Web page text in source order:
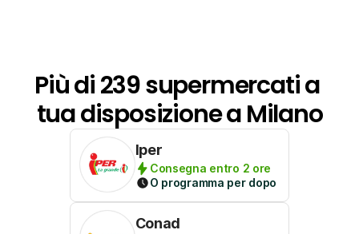
Più di 239 supermercati a
tua disposizione a Milano
Iper
Consegna entro 2 ore
O programma per dopo
Conad